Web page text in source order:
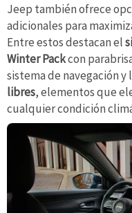
Jeep también ofrece
adicionales para
Entre estos destacan el
Winter Packcon
sistema de navegación y
libres, elementos que
cualquier condición